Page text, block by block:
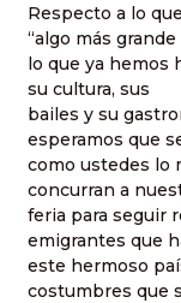
Respecto a lo
“algo más grande
lo que ya hemos
su cultura, sus
bailes y su
esperamos que
como ustedes lo
concurran a
feria para seguir
emigrantes que
este hermoso
costumbres que